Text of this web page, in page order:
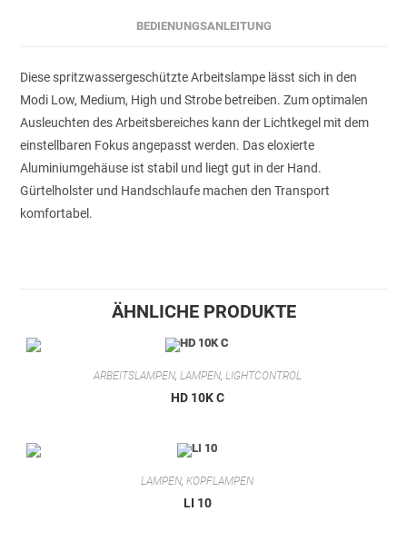
BEDIENUNGSANLEITUNG
Diese spritzwassergeschützte Arbeitslampe lässt sich in den
Modi Low, Medium, High und Strobe betreiben. Zum optimalen
Ausleuchten des Arbeitsbereiches kann der Lichtkegel mit dem
einstellbaren Fokus angepasst werden. Das eloxierte
Aluminiumgehäuse ist stabil und liegt gut in der Hand.
Gürtelholster und Handschlaufe machen den Transport
komfortabel.
ÄHNLICHE PRODUKTE
ARBEITSLAMPEN, LAMPEN, LIGHTCONTROL
HD 10K C
LAMPEN,KOPFLAMPEN
LI 10